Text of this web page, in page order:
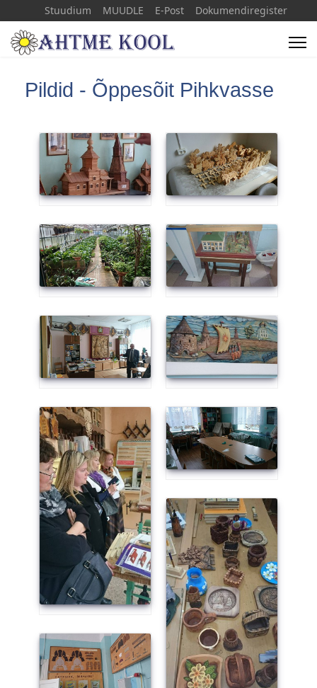
Stuudium MUUDLE E-Post Dokumendiregister
+372 33 66071 info(a)ahtmekool.ee
Pildid - Õppesõit Pihkvasse